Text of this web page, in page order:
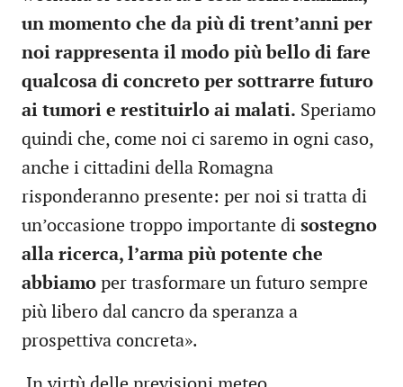
un momento che da più di trent’anni per
noi rappresenta il modo più bello di fare
qualcosa di concreto per sottrarre futuro
ai tumori e restituirlo ai malati. Speriamo
quindi che, come noi ci saremo in ogni caso,
anche i cittadini della Romagna
risponderanno presente: per noi si tratta di
un’occasione troppo importante di sostegno
alla ricerca, l’arma più potente che
abbiamo per trasformare un futuro sempre
più libero dal cancro da speranza a
prospettiva concreta».